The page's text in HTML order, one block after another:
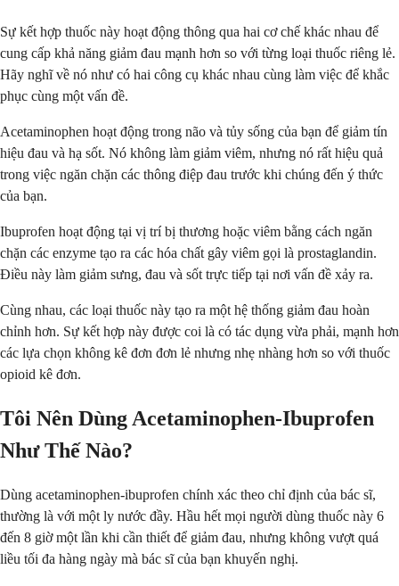
Sự kết hợp thuốc này hoạt động thông qua hai cơ chế khác nhau để
cung cấp khả năng giảm đau mạnh hơn so với từng loại thuốc riêng lẻ.
Hãy nghĩ về nó như có hai công cụ khác nhau cùng làm việc để khắc
phục cùng một vấn đề.
Acetaminophen hoạt động trong não và tủy sống của bạn để giảm tín
hiệu đau và hạ sốt. Nó không làm giảm viêm, nhưng nó rất hiệu quả
trong việc ngăn chặn các thông điệp đau trước khi chúng đến ý thức
của bạn.
Ibuprofen hoạt động tại vị trí bị thương hoặc viêm bằng cách ngăn
chặn các enzyme tạo ra các hóa chất gây viêm gọi là prostaglandin.
Điều này làm giảm sưng, đau và sốt trực tiếp tại nơi vấn đề xảy ra.
Cùng nhau, các loại thuốc này tạo ra một hệ thống giảm đau hoàn
chỉnh hơn. Sự kết hợp này được coi là có tác dụng vừa phải, mạnh hơn
các lựa chọn không kê đơn đơn lẻ nhưng nhẹ nhàng hơn so với thuốc
opioid kê đơn.
Tôi Nên Dùng Acetaminophen-Ibuprofen
Như Thế Nào?
Dùng acetaminophen-ibuprofen chính xác theo chỉ định của bác sĩ,
thường là với một ly nước đầy. Hầu hết mọi người dùng thuốc này 6
đến 8 giờ một lần khi cần thiết để giảm đau, nhưng không vượt quá
liều tối đa hàng ngày mà bác sĩ của bạn khuyến nghị.